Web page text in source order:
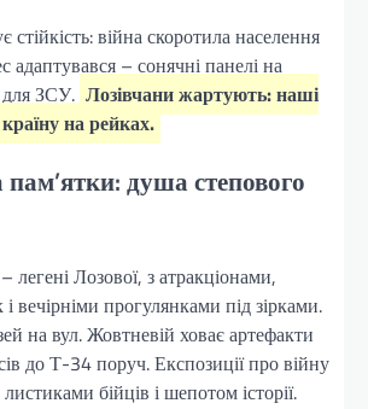
стійкість: війна скоротила населення
адаптувався – сонячні панелі на
для ЗСУ. Лозівчани жартують: наші
на рейках.
душа степового
Лозової, з атракціонами,
вечірніми прогулянками під зірками.
на вул. Жовтневій ховає артефакти
до Т-34 поруч. Експозиції про війну
бійців і шепотом історії.